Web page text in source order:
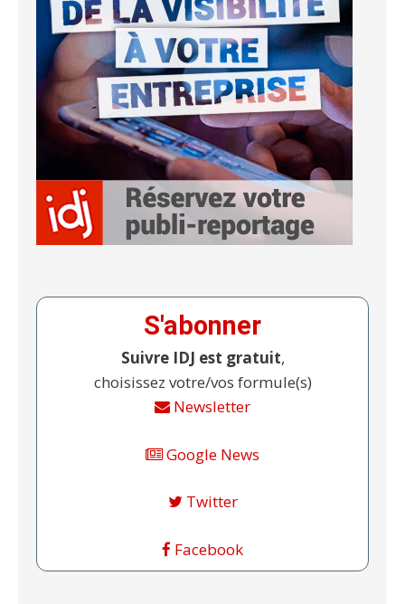
S'abonner
Suivre IDJ est gratuit,
choisissez votre/vos formule(s)
Newsletter
Google News
Twitter
Facebook